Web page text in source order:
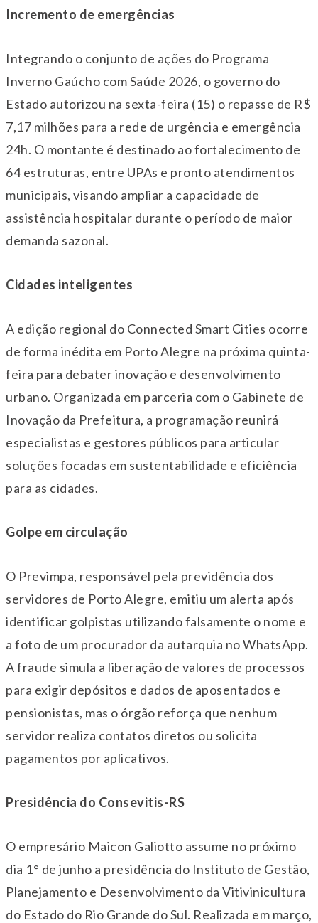
Incremento de emergências
Integrando o conjunto de ações do Programa
Inverno Gaúcho com Saúde 2026, o governo do
Estado autorizou na sexta-feira (15) o repasse de R$
7,17 milhões para a rede de urgência e emergência
24h. O montante é destinado ao fortalecimento de
64 estruturas, entre UPAs e pronto atendimentos
municipais, visando ampliar a capacidade de
assistência hospitalar durante o período de maior
demanda sazonal.
Cidades inteligentes
A edição regional do Connected Smart Cities ocorre
de forma inédita em Porto Alegre na próxima quinta-
feira para debater inovação e desenvolvimento
urbano. Organizada em parceria com o Gabinete de
Inovação da Prefeitura, a programação reunirá
especialistas e gestores públicos para articular
soluções focadas em sustentabilidade e eficiência
para as cidades.
Golpe em circulação
O Previmpa, responsável pela previdência dos
servidores de Porto Alegre, emitiu um alerta após
identificar golpistas utilizando falsamente o nome e
a foto de um procurador da autarquia no WhatsApp.
A fraude simula a liberação de valores de processos
para exigir depósitos e dados de aposentados e
pensionistas, mas o órgão reforça que nenhum
servidor realiza contatos diretos ou solicita
pagamentos por aplicativos.
Presidência do Consevitis-RS
O empresário Maicon Galiotto assume no próximo
dia 1° de junho a presidência do Instituto de Gestão,
Planejamento e Desenvolvimento da Vitivinicultura
do Estado do Rio Grande do Sul. Realizada em março,